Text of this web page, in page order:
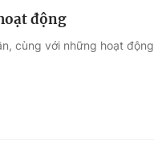
động
cùng với những hoạt động